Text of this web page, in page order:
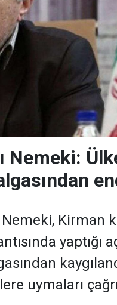
Nemeki:
Nemeki, Kirman
yaptığı
uymaları